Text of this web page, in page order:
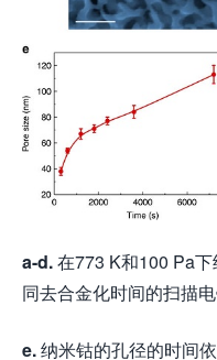
a-d.在773 K和100 Pa
同去合金化时间的扫描
e.纳米钴的孔径的时间依